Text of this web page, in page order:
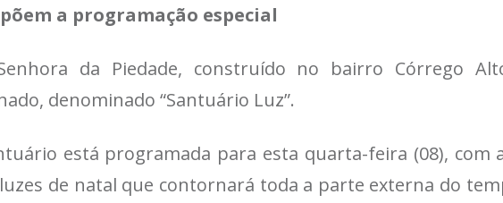
a programação especial
da Piedade, construído no bairro Córrego
denominado “Santuário Luz”.
está programada para esta quarta-feira (08), com
de natal que contornará toda a parte externa do